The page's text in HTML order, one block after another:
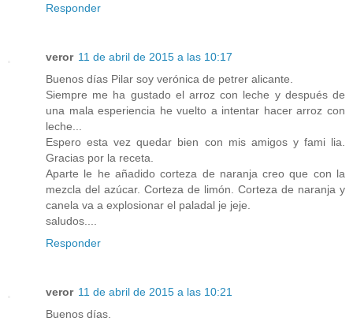
Responder
veror 11 de abril de 2015 a las 10:17
Buenos días Pilar soy verónica de petrer alicante.
Siempre me ha gustado el arroz con leche y después de
una mala esperiencia he vuelto a intentar hacer arroz con
leche...
Espero esta vez quedar bien con mis amigos y fami lia.
Gracias por la receta.
Aparte le he añadido corteza de naranja creo que con la
mezcla del azúcar. Corteza de limón. Corteza de naranja y
canela va a explosionar el paladal je jeje.
saludos....
Responder
veror 11 de abril de 2015 a las 10:21
Buenos días.